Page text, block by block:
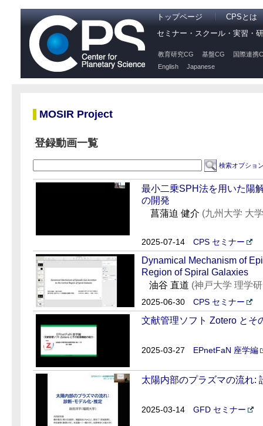
トップページ
CPSとは
セミナー・スクール・実習・
教育研究CG 基盤CG
国際連携
English
Japanese
MOSIR Project
登録動画一覧
検索オプショ
最小二乗SPH法を用いた陽
の開発
菖蒲迫 健介 (九州大学 大
2025-07-14 CPS セミナー
Dynamical Mechanism of
Region of Spiral Galaxies
油谷 直道 (神戸大学 理学
2025-06-30 CPS セミナー
文献管理ソフト Zotero とそ
2025-03-27 EPnetFaN 座学編
太陽内部のプラズマの流れ:
2025-03-14 GFD セミナー